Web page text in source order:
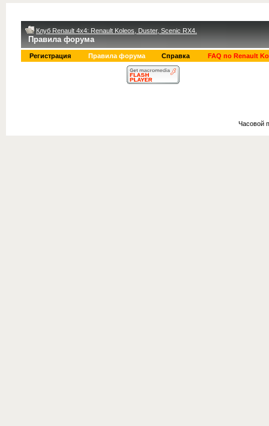
Клуб Renault 4x4: Renault Koleos, Duster, Scenic RX4.
Правила форума
Регистрация Правила форума Справка FAQ по Renault
Часовой